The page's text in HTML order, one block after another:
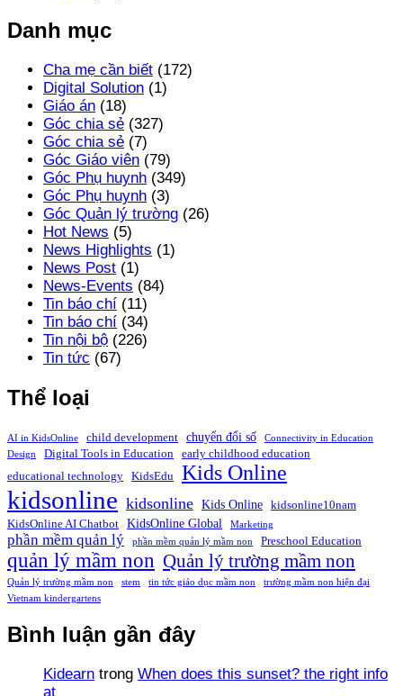
Danh mục
Cha mẹ cần biết (172)
Digital Solution (1)
Giáo án (18)
Góc chia sẻ (327)
Góc chia sẻ (7)
Góc Giáo viên (79)
Góc Phụ huynh (349)
Góc Phụ huynh (3)
Góc Quản lý trường (26)
Hot News (5)
News Highlights (1)
News Post (1)
News-Events (84)
Tin báo chí (11)
Tin báo chí (34)
Tin nội bộ (226)
Tin tức (67)
Thể loại
AI in KidsOnline child development chuyển đổi số
Connectivity in Education
Design
Digital Tools in Education
early childhood education
educational technology
KidsEdu Kids Online
kidsonline kidsonline Kids Online
kidsonline10nam
KidsOnline AI Chatbot
KidsOnline Global Marketing
phần mềm quản lý phần mềm quản lý mầm non Preschool Education
quản lý mầm non Quản lý trường mầm non
Quản lý trường mầm non stem tin tức giáo dục mầm non
trường mầm non hiện đại
Vietnam kindergartens
Bình luận gần đây
Kidearn trong When does this sunset? the right info
at